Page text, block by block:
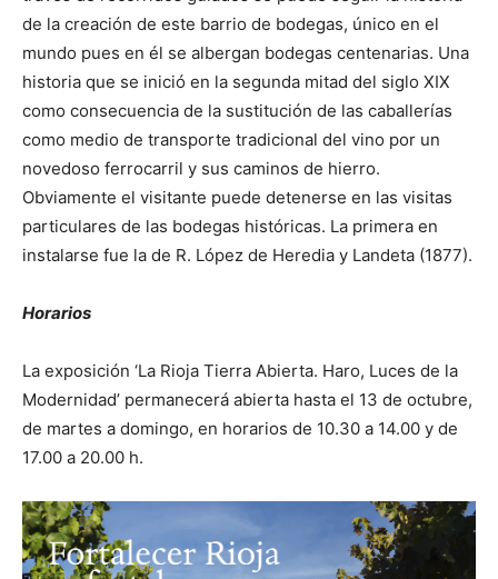
de la creación de este barrio de bodegas, único en el
mundo pues en él se albergan bodegas centenarias. Una
historia que se inició en la segunda mitad del siglo XIX
como consecuencia de la sustitución de las caballerías
como medio de transporte tradicional del vino por un
novedoso ferrocarril y sus caminos de hierro.
Obviamente el visitante puede detenerse en las visitas
particulares de las bodegas históricas. La primera en
instalarse fue la de R. López de Heredia y Landeta (1877).
Horarios
La exposición ‘La Rioja Tierra Abierta. Haro, Luces de la
Modernidad’ permanecerá abierta hasta el 13 de octubre,
de martes a domingo, en horarios de 10.30 a 14.00 y de
17.00 a 20.00 h.